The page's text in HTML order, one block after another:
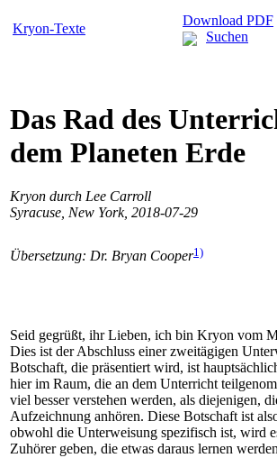
Kryon-Texte
Download PDF
Suchen
Das Rad des
dem Planeten Erde
Kryon durch Lee Carroll
Syracuse, New York, 2018-07-29
Übersetzung: Dr. Bryan Cooper1)
Seid gegrüßt, ihr Lieben, ich bin Kryon vom
Dies ist der Abschluss einer zweitägigen
Botschaft, die präsentiert wird, ist
hier im Raum, die an dem Unterricht
viel besser verstehen werden, als diejenigen,
Aufzeichnung anhören. Diese Botschaft ist
obwohl die Unterweisung spezifisch ist, wird
Zuhörer geben, die etwas daraus lernen